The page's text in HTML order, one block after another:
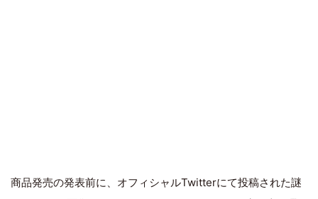
商品発売の発表前に、オフィシャルTwitterにて投稿された謎